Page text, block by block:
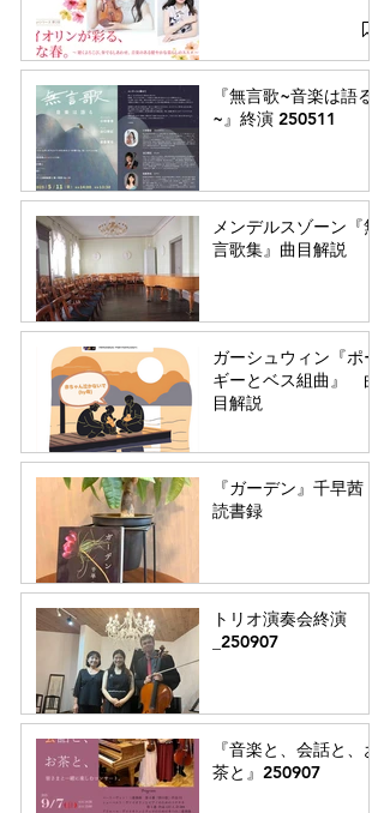
『無言歌~音楽は語る
~』終演 250511
メンデルスゾーン『無
言歌集』曲目解説
ガーシュウィン『ポー
ギーとベス組曲』 曲
目解説
『ガーデン』千早茜 #
読書録
トリオ演奏会終演
_250907
『音楽と、会話と、お
茶と』250907